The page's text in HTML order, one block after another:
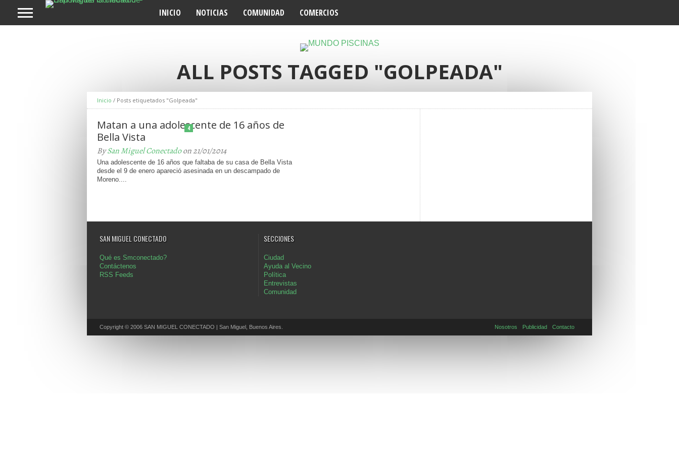
INICIO NOTICIAS COMUNIDAD COMERCIOS
ALL POSTS TAGGED "GOLPEADA"
Inicio / Posts etiquetados "Golpeada"
4
Matan a una adolescente de 16 años de
Bella Vista
BySan Miguel Conectadoon 21/01/2014
Una adolescente de 16 años que faltaba de su casa de Bella Vista
desde el 9 de enero apareció asesinada en un descampado de
Moreno....
SAN MIGUEL CONECTADO
Qué es Smconectado?
Contáctenos
RSS Feeds
SECCIONES
Ciudad
Ayuda al Vecino
Política
Entrevistas
Comunidad
Copyright © 2006 SAN MIGUEL CONECTADO | San Miguel, Buenos Aires. Nosotros Publicidad Contacto